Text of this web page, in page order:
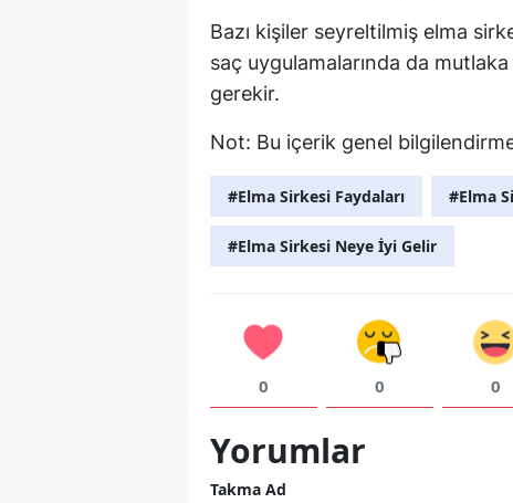
Bazı kişiler seyreltilmiş elma
saç uygulamalarında da
gerekir.
Not: Bu içerik genel
#Elma Sirkesi Faydaları #Elma
#Elma Sirkesi Neye İyi Gelir
0 0 0
Yorumlar
Takma Ad